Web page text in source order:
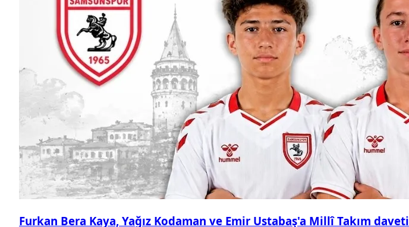
Furkan Bera Kaya, Yağız Kodaman ve Emir Ustabaş'a Millî Takım daveti